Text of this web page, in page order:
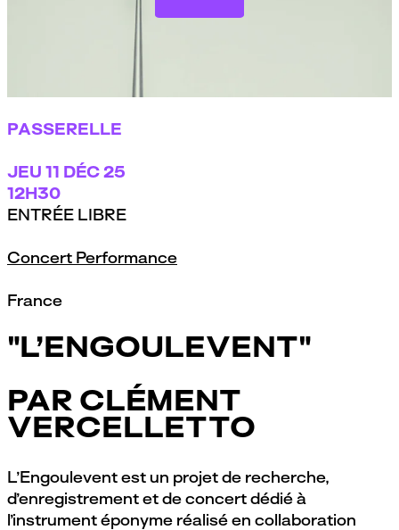
PASSERELLE
JEU 11 DÉC 25
12H30
ENTRÉE LIBRE
Concert Performance
France
"L’ENGOULEVENT"
PAR CLÉMENT
VERCELLETTO
L’Engoulevent est un projet de recherche,
d’enregistrement et de concert dédié à
l’instrument éponyme réalisé en collaboration